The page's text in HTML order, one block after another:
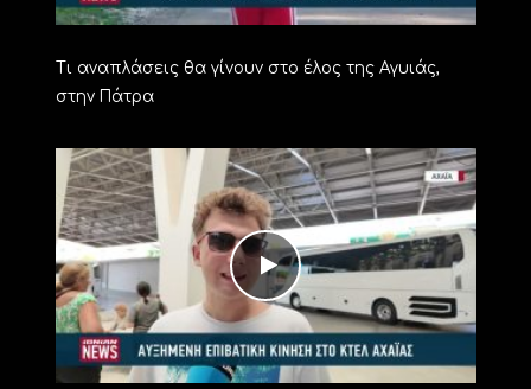
Τι αναπλάσεις θα γίνουν στο έλος της Αγυιάς,
στην Πάτρα